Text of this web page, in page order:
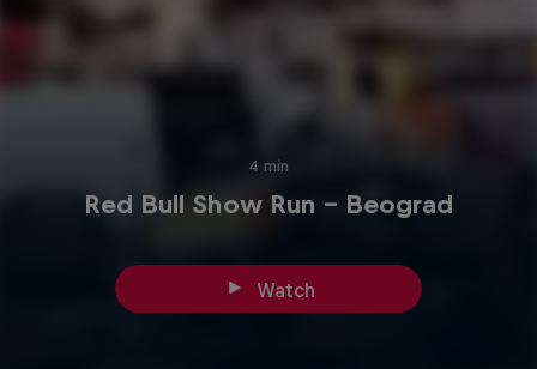
4 min
Red Bull Show Run - Beograd
Watch